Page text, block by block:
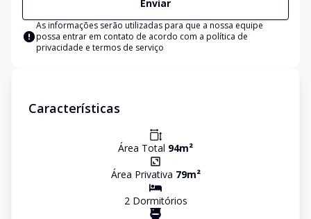
Enviar
As informações serão utilizadas para que a nossa equipe
possa entrar em contato de acordo com a política de
privacidade e termos de serviço
Características
Área Total 94m²
Área Privativa 79m²
2Dormitórios